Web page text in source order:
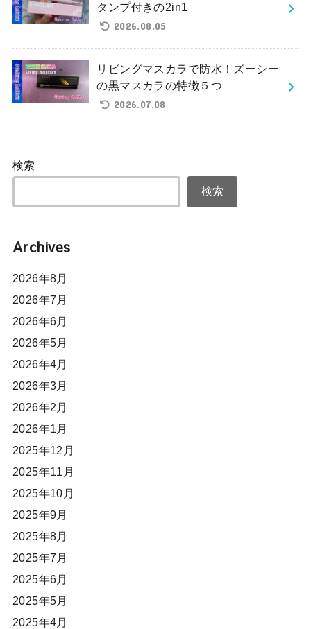
タンプ付きの2in1
2026.08.05
リビングマスカラで防水！ズーシー
の黒マスカラの特徴５つ
2026.07.08
検索
検索
Archives
2026年8月
2026年7月
2026年6月
2026年5月
2026年4月
2026年3月
2026年2月
2026年1月
2025年12月
2025年11月
2025年10月
2025年9月
2025年8月
2025年7月
2025年6月
2025年5月
2025年4月